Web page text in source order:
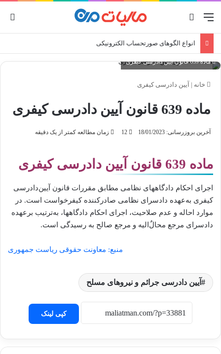
منو
انواع الگوهای صورتحساب الکترونیکی
ماده 639 قانون آیین دادرسی کیفری
خانه | آیین دادرسی کیفری
ماده 639 قانون آیین دادرسی کیفری
آخرین بروزرسانی: 18/01/2023 12 زمان مطالعه کمتر از یک دقیقه
ماده 639 قانون آیین دادرسی کیفری
اجرای احکام دادگاههای نظامی مطابق مقررات قانون آیین‌دادرسی
کیفری به‌عهده دادسرای نظامی صادرکننده کیفرخواست است. در
موارد احاله و عدم صلاحیت، اجرای احکام دادگاهها، به‌ترتیب برعهده
دادسرای مرجع محالٌ‌‌الیه و مرجع صالح به رسیدگی است.
منبع: معاونت حقوقی ریاست جمهوری
آیین دادرسی جرائم و نیروهای مسلح
کپی لینک